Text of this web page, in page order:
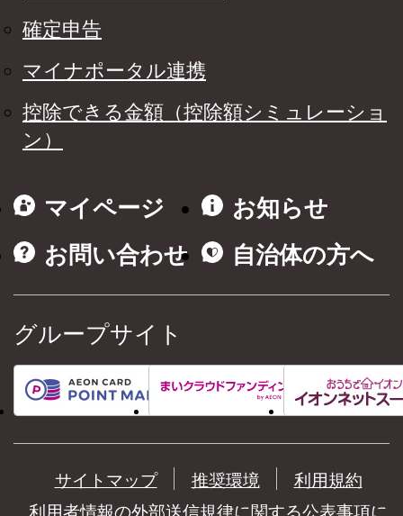
確定申告
マイナポータル連携
控除できる金額（控除額シミュレーショ
ン）
マイページ
お知らせ
お問い合わせ
自治体の方へ
グループサイト
サイトマップ 推奨環境
利用規約
利用者情報の外部送信規律に関する公表事項に